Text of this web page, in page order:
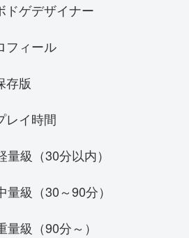
ゲデザイナー
フィール
版
イ時間
量級（30分以内）
量級（30～90分）
量級（90分～）